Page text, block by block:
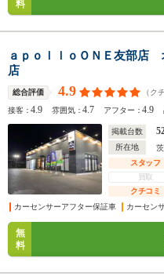
料
ａｐｏｌｌｏＯＮＥ友部店
店
総合評価 4.9 （ク
接客：4.9 雰囲気：4.7 アフター：4.9
掲載台数
所在地
スタッフ
買取
クチコミ
カーセンサーアフター保証車
カーセン
無
料